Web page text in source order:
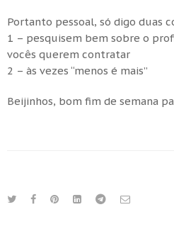
Portanto pessoal, só digo duas
1 – pesquisem bem sobre o
vocês querem contratar
2 – às vezes “menos é mais”
Beijinhos, bom fim de semana